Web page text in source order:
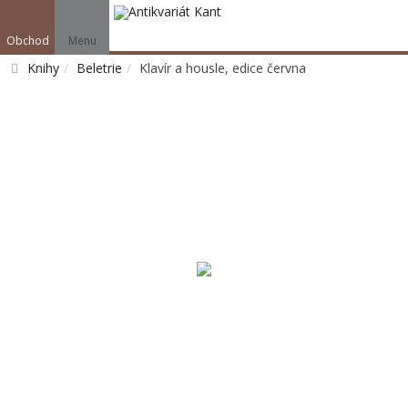
Obchod Menu
Knihy Beletrie Klavír a housle, edice června